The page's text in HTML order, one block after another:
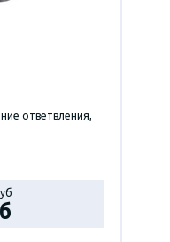
ответвления,